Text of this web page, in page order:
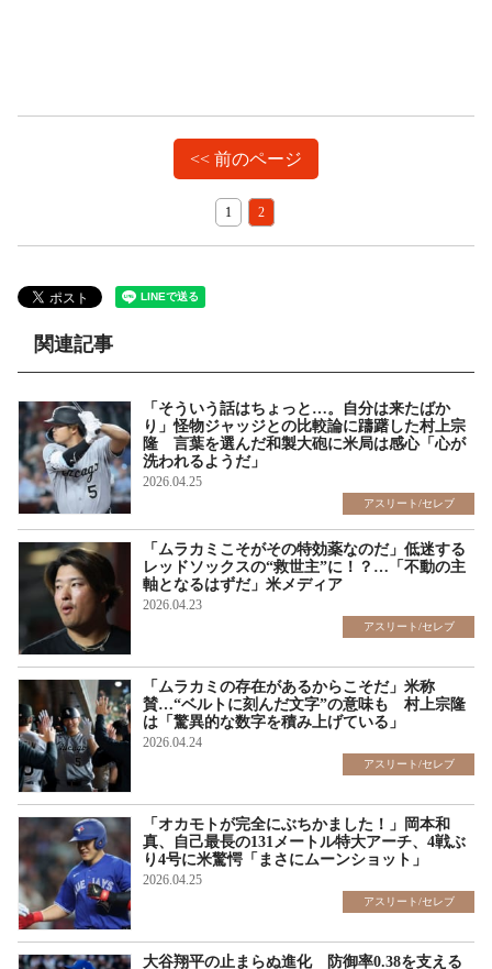
<< 前のページ
1 2
関連記事
「そういう話はちょっと…。自分は来たばか
り」怪物ジャッジとの比較論に躊躇した村上宗
隆 言葉を選んだ和製大砲に米局は感心「心が
洗われるようだ」
2026.04.25
アスリート/セレブ
「ムラカミこそがその特効薬なのだ」低迷する
レッドソックスの“救世主”に！？…「不動の主
軸となるはずだ」米メディア
2026.04.23
アスリート/セレブ
「ムラカミの存在があるからこそだ」米称
賛…“ベルトに刻んだ文字”の意味も 村上宗隆
は「驚異的な数字を積み上げている」
2026.04.24
アスリート/セレブ
「オカモトが完全にぶちかました！」岡本和
真、自己最長の131メートル特大アーチ、4戦ぶ
り4号に米驚愕「まさにムーンショット」
2026.04.25
アスリート/セレブ
大谷翔平の止まらぬ進化 防御率0.38を支える